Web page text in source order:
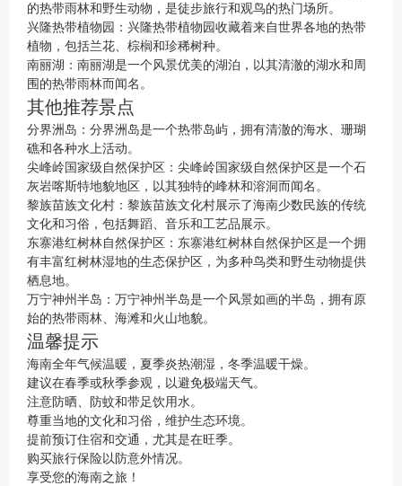
的热带雨林和野生动物，是徒步旅行和观鸟的热门场所。
兴隆热带植物园：兴隆热带植物园收藏着来自世界各地的热带
植物，包括兰花、棕榈和珍稀树种。
南丽湖：南丽湖是一个风景优美的湖泊，以其清澈的湖水和周
围的热带雨林而闻名。
其他推荐景点
分界洲岛：分界洲岛是一个热带岛屿，拥有清澈的海水、珊瑚
礁和各种水上活动。
尖峰岭国家级自然保护区：尖峰岭国家级自然保护区是一个石
灰岩喀斯特地貌地区，以其独特的峰林和溶洞而闻名。
黎族苗族文化村：黎族苗族文化村展示了海南少数民族的传统
文化和习俗，包括舞蹈、音乐和工艺品展示。
东寨港红树林自然保护区：东寨港红树林自然保护区是一个拥
有丰富红树林湿地的生态保护区，为多种鸟类和野生动物提供
栖息地。
万宁神州半岛：万宁神州半岛是一个风景如画的半岛，拥有原
始的热带雨林、海滩和火山地貌。
温馨提示
海南全年气候温暖，夏季炎热潮湿，冬季温暖干燥。
建议在春季或秋季参观，以避免极端天气。
注意防晒、防蚊和带足饮用水。
尊重当地的文化和习俗，维护生态环境。
提前预订住宿和交通，尤其是在旺季。
购买旅行保险以防意外情况。
享受您的海南之旅！